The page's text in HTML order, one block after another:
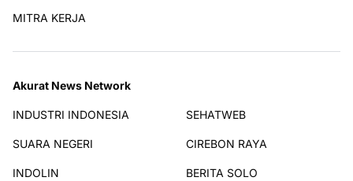
MITRA KERJA
Akurat News Network
INDUSTRI INDONESIA SEHATWEB
SUARA NEGERI CIREBON RAYA
INDOLIN BERITA SOLO